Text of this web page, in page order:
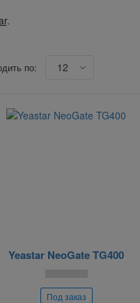
.
по: 12
Yeastar NeoGate TG400
Под заказ